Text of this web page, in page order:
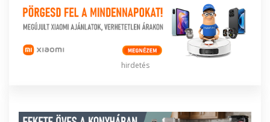
hirdetés